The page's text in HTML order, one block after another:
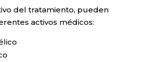
del tratamiento, pueden
activos médicos: